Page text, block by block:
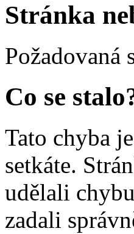
Stránka
Požadovaná
Co se
Tato chyba
setkáte.
udělali
zadali